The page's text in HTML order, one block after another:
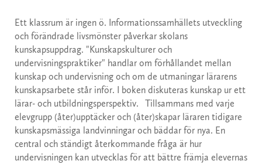
Ett klassrum är ingen ö. Informationssamhällets utveckling
och förändrade livsmönster påverkar skolans
kunskapsuppdrag. "Kunskapskulturer och
undervisningspraktiker" handlar om förhållandet mellan
kunskap och undervisning och om de utmaningar lärarens
kunskapsarbete står inför. I boken diskuteras kunskap ur ett
lärar- och utbildningsperspektiv. Tillsammans med varje
elevgrupp (åter)upptäcker och (åter)skapar läraren tidigare
kunskapsmässiga landvinningar och bäddar för nya. En
central och ständigt återkommande fråga är hur
undervisningen kan utvecklas för att bättre främja elevernas